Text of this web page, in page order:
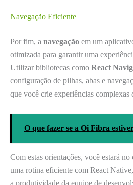
Navegação Eficiente
Por fim, a navegação em um
otimizada para garantir uma
Utilizar bibliotecas como React
configuração de pilhas, abas e
que você crie experiências complexas
O que fazer se a Oi Fibra
Com estas orientações, você estará
uma rotina eficiente com React
a produtividade da equipe de